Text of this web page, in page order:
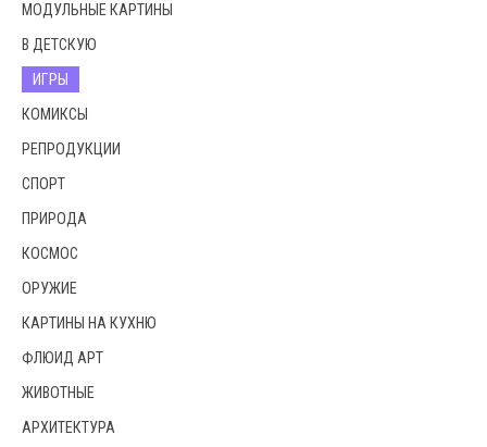
МОДУЛЬНЫЕ КАРТИНЫ
В ДЕТСКУЮ
ИГРЫ
КОМИКСЫ
РЕПРОДУКЦИИ
СПОРТ
ПРИРОДА
КОСМОС
ОРУЖИЕ
КАРТИНЫ НА КУХНЮ
ФЛЮИД АРТ
ЖИВОТНЫЕ
АРХИТЕКТУРА